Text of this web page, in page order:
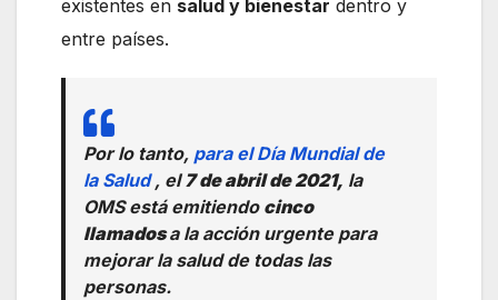
existentes en salud y bienestar dentro y
entre países.
Por lo tanto, para el Día Mundial de
la Salud, el7 de abril de 2021, la
OMS está emitiendo cinco
llamadosa la acción urgente para
mejorar la salud de todas las
personas.